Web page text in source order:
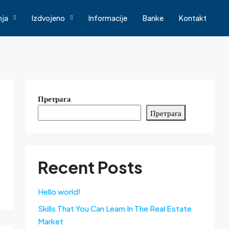
Izdvojeno Informacije Banke Kontakt
Претрага
Претрага
Recent Posts
Hello world!
Skills That You Can Learn In The Real Estate
Market